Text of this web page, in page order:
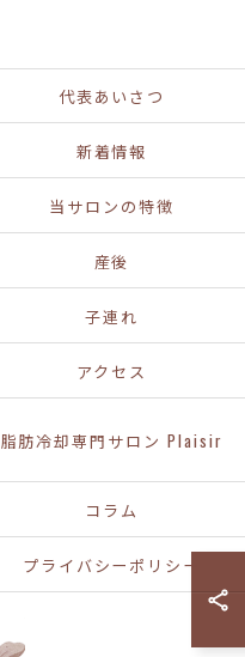
代表あいさつ
新着情報
当サロンの特徴
産後
子連れ
アクセス
脂肪冷却専門サロン Plaisir
コラム
プライバシーポリシー